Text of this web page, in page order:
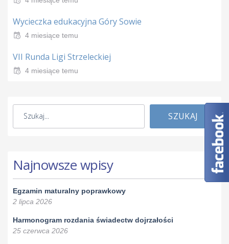
Wycieczka edukacyjna Góry Sowie
4 miesiące temu
VII Runda Ligi Strzeleckiej
4 miesiące temu
SZUKAJ
Najnowsze wpisy
Egzamin maturalny poprawkowy
2 lipca 2026
Harmonogram rozdania świadectw dojrzałości
25 czerwca 2026